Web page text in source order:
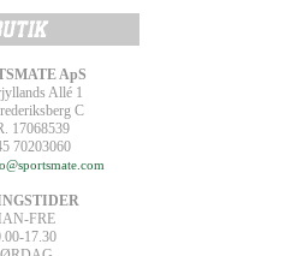
ApS
Allé 1
C
17068539
70203060
FRE
17.30